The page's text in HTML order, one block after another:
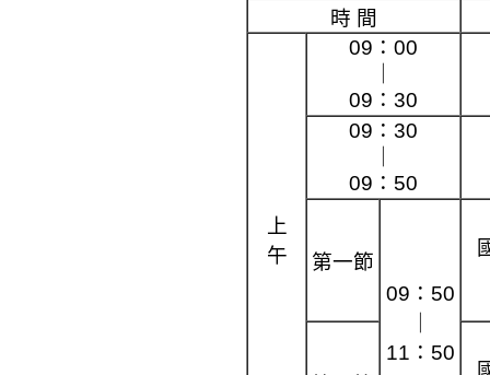
時 間
上
午
09：00
09：30
09：30
09：50
第一節
09：50
11：50